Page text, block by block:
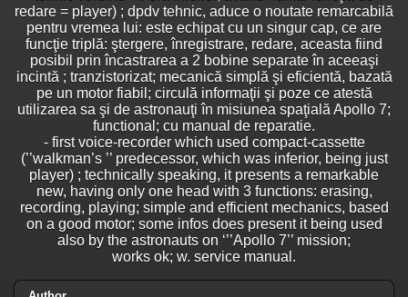
redare = player) ; dpdv tehnic, aduce o noutate remarcabilă
pentru vremea lui: este echipat cu un singur cap, ce are
funcţie triplă: ştergere, înregistrare, redare, aceasta fiind
posibil prin încastrarea a 2 bobine separate în aceeaşi
incintă ; tranzistorizat; mecanică simplă şi eficientă, bazată
pe un motor fiabil; circulă informaţii şi poze ce atestă
utilizarea sa şi de astronauţi în misiunea spaţială Apollo 7;
functional; cu manual de reparatie.
- first voice-recorder which used compact-cassette
(’’walkman’s ’’ predecessor, which was inferior, being just
player) ; technically speaking, it presents a remarkable
new, having only one head with 3 functions: erasing,
recording, playing; simple and efficient mechanics, based
on a good motor; some infos does present it being used
also by the astronauts on ‘’’Apollo 7’’ mission;
works ok; w. service manual.